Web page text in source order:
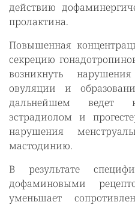
действию
пролактина.
Повышенная
секрецию
возникнуть нарушения
овуляции и
дальнейшем ведет
эстрадиолом и
нарушения
мастодинию.
В результате
дофаминовыми
уменьшает